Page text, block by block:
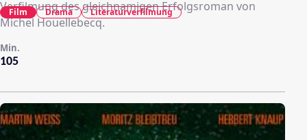
Verfilmung des gleichnamigen Erfolgsroman von
Michel Houellebecq.
105
Min.
Film Drama Literaturverfilmung